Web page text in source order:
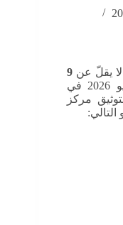
لا يقلّ عن9
يومَ الإثنين الموافق 2 يونيو 2026 في
مركز